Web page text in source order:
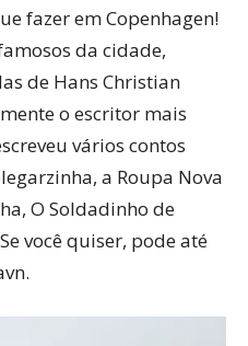
fazer em Copenhagen!
da cidade,
de Hans Christian
o escritor mais
vários contos
a Roupa Nova
O Soldadinho de
você quiser, pode até